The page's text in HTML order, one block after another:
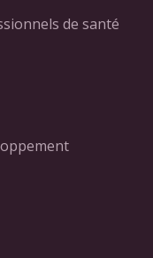
de santé